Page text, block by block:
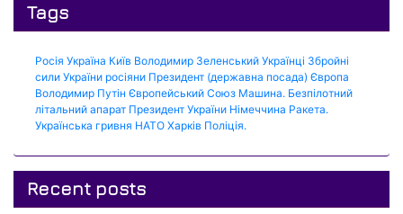
Tags
Росія Україна Київ Володимир Зеленський Українці Збройні
сили України росіяни Президент (державна посада) Європа
Володимир Путін Європейський Союз Машина. Безпілотний
літальний апарат Президент України Німеччина Ракета.
Українська гривня НАТО Харків Поліція.
Recent posts